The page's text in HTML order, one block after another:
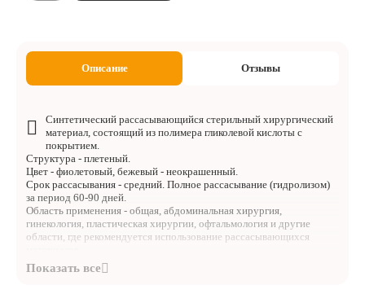
Описание Отзывы
Синтетический рассасывающийся стерильный хирургический
материал, состоящий из полимера гликолевой кислоты с
покрытием.
Структура - плетеный.
Цвет - фиолетовый, бежевый - неокрашенный.
Срок рассасывания - средний. Полное рассасывание (гидролизом)
за период 60-90 дней.
Область применения - общая, абдоминальная хирургия,
гинекология, пластическая хирургии, офтальмология и другие
области, где рекомендуется использование рассасывающихся
Особенности - оптимальный профиль рассасывания, отличная
надежность узла, прочность.